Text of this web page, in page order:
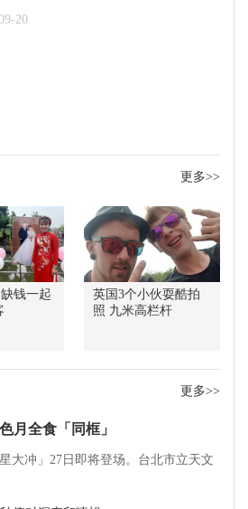
20
更多>>
钱一起
英国3个小伙耍酷拍
照 九米高栏杆
更多>>
月全食「同框」
大冲」27日即将登场。台北市立天文